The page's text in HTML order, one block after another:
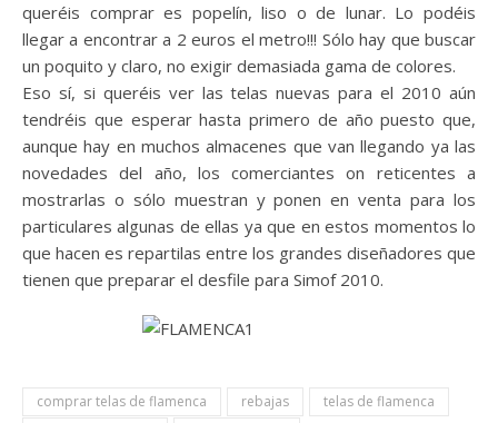
queréis comprar es popelín, liso o de lunar. Lo podéis
llegar a encontrar a 2 euros el metro!!! Sólo hay que buscar
un poquito y claro, no exigir demasiada gama de colores.
Eso sí, si queréis ver las telas nuevas para el 2010 aún
tendréis que esperar hasta primero de año puesto que,
aunque hay en muchos almacenes que van llegando ya las
novedades del año, los comerciantes on reticentes a
mostrarlas o sólo muestran y ponen en venta para los
particulares algunas de ellas ya que en estos momentos lo
que hacen es repartilas entre los grandes diseñadores que
tienen que preparar el desfile para Simof 2010.
comprar telas de flamenca rebajas
telas de flamenca